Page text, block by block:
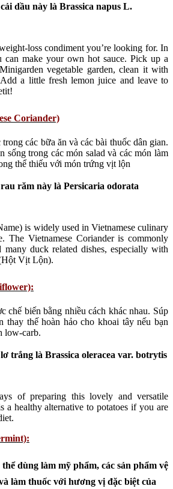
dầu này là Brassica napus L.
loss condiment you’re looking for. In
can make your own hot sauce. Pick up a
vegetable garden, clean it with
a little fresh lemon juice and leave to
Coriander)
các bữa ăn và các bài thuốc dân gian.
sống trong các món salad và các món làm
thể thiếu với món trứng vịt lộn
răm này là Persicaria odorata
is widely used in Vietnamese culinary
The Vietnamese Coriander is commonly
many duck related dishes, especially with
Vịt Lộn).
chế biến bằng nhiều cách khác nhau. Súp
thay thế hoàn hảo cho khoai tây nếu bạn
low-carb.
trắng là Brassica oleracea var. botrytis
of preparing this lovely and versatile
a healthy alternative to potatoes if you are
dùng làm mỹ phẩm, các sản phẩm vệ
làm thuốc với hương vị đặc biệt của